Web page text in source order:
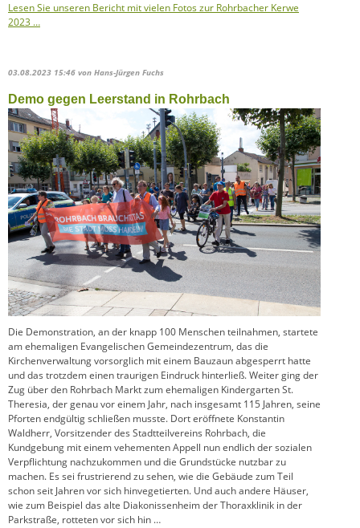
Lesen Sie unseren Bericht mit vielen Fotos zur Rohrbacher Kerwe
2023 …
03.08.2023 15:46 von Hans-Jürgen Fuchs
Demo gegen Leerstand in Rohrbach
Die Demonstration, an der knapp 100 Menschen teilnahmen, startete
am ehemaligen Evangelischen Gemeindezentrum, das die
Kirchenverwaltung vorsorglich mit einem Bauzaun abgesperrt hatte
und das trotzdem einen traurigen Eindruck hinterließ. Weiter ging der
Zug über den Rohrbach Markt zum ehemaligen Kindergarten St.
Theresia, der genau vor einem Jahr, nach insgesamt 115 Jahren, seine
Pforten endgültig schließen musste. Dort eröffnete Konstantin
Waldherr, Vorsitzender des Stadtteilvereins Rohrbach, die
Kundgebung mit einem vehementen Appell nun endlich der sozialen
Verpflichtung nachzukommen und die Grundstücke nutzbar zu
machen. Es sei frustrierend zu sehen, wie die Gebäude zum Teil
schon seit Jahren vor sich hinvegetierten. Und auch andere Häuser,
wie zum Beispiel das alte Diakonissenheim der Thoraxklinik in der
Parkstraße, rotteten vor sich hin …